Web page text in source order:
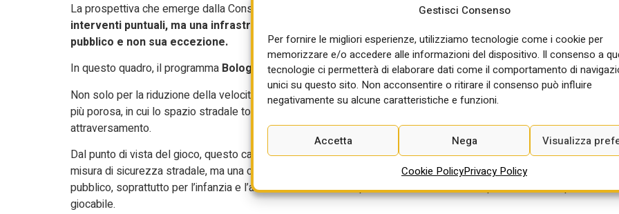
Gestisci Consenso
Per fornire le migliori esperienze, utilizziamo tecnologie come i cookie per
memorizzare e/o accedere alle informazioni del dispositivo. Il consenso a
tecnologie ci permetterà di elaborare dati come il comportamento di
unici su questo sito. Non acconsentire o ritirare il consenso può influire
negativamente su alcune caratteristiche e funzioni.
Accetta Nega Visualizza
Cookie PolicyPrivacy Policy
La prospettiva che emerge dalla Consulta Cinnica e dalla proposta di legge regionale è invece opposta:
interventi puntuali, ma una infrastruttura urbana diffusa, in cui il gioco diventa qualità dello spazio
pubblico e non sua eccezione.
In questo quadro, il programma Bologna 30rappresenta un laboratorio cruciale di trasformazione urbana.
Non solo per la riduzione della velocità veicolare, ma perché introduce una diversa idea di città: una città più lenta,
più porosa, in cui lo spazio stradale torna progressivamente a essere spazio di relazione e non solo di
attraversamento.
Dal punto di vista del gioco, questo cambio di paradigma è strutturale. La riduzione della velocità non è solo una
misura di sicurezza stradale, ma una condizione urbana che riapre possibilità di uso spontaneo dello spazio
pubblico, soprattutto per l’infanzia e l’adolescenza. Una città più lenta è anche una città potenzialmente più
giocabile.